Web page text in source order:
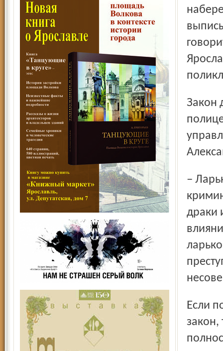
Закон должен значительно облегчить работу
– Ларьки, где продают пиво, – источник повышенной
драки
Если полицейские и наркологи обеими руками за новый
закон,